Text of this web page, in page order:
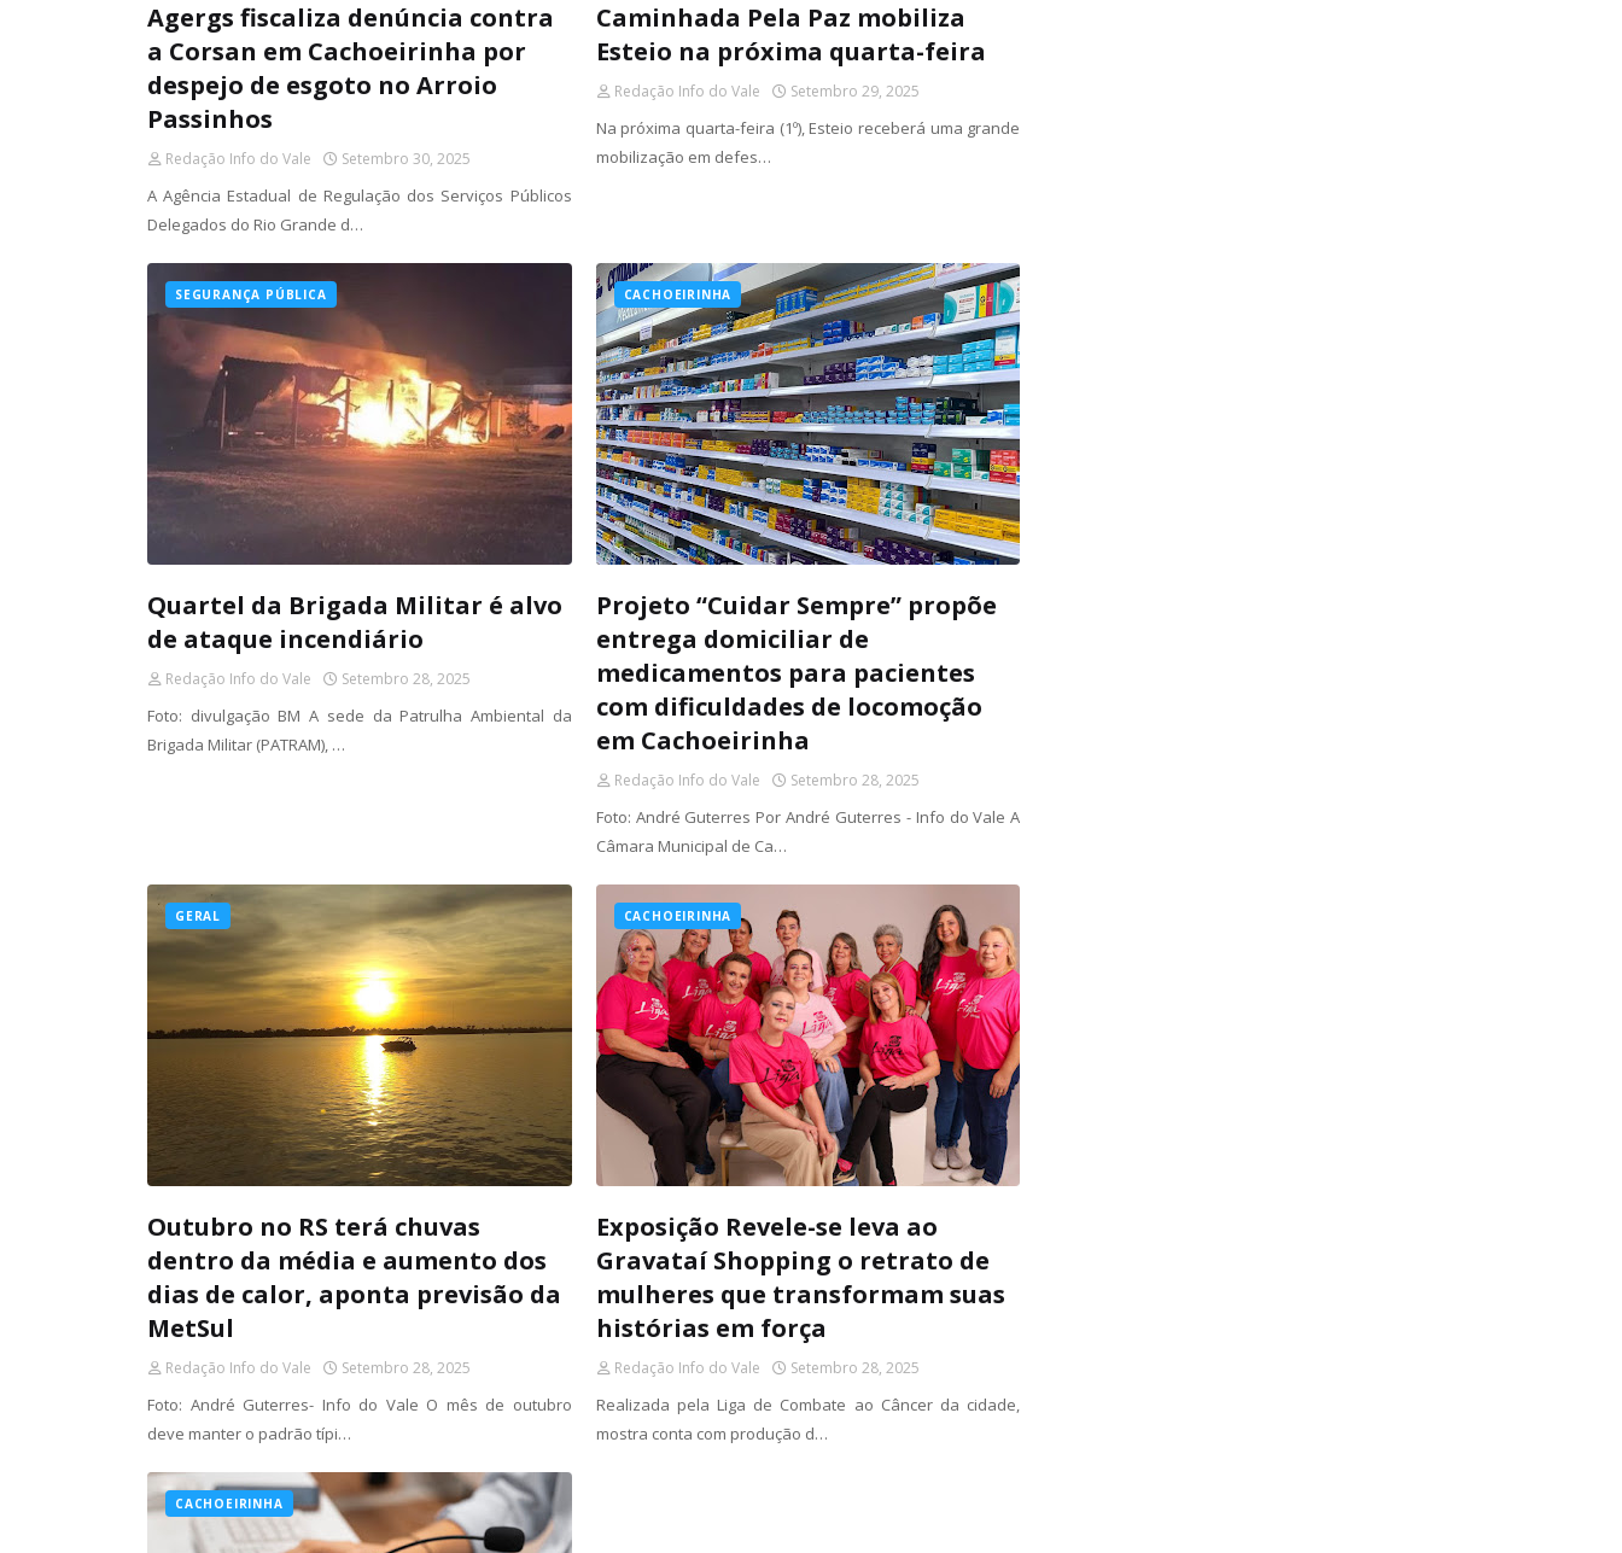
Agergs fiscaliza denúncia contra
a Corsan em Cachoeirinha por
despejo de esgoto no Arroio
Passinhos
Redação Info do Vale Setembro 30, 2025
A Agência Estadual de Regulação dos Serviços Públicos
Delegados do Rio Grande d…
Caminhada Pela Paz mobiliza
Esteio na próxima quarta-feira
Redação Info do Vale Setembro 29, 2025
Na próxima quarta-feira (1º), Esteio receberá uma grande
mobilização em defes…
SEGURANÇA PÚBLICA
Quartel da Brigada Militar é alvo
de ataque incendiário
Redação Info do Vale Setembro 28, 2025
Foto: divulgação BM A sede da Patrulha Ambiental da
Brigada Militar (PATRAM), …
CACHOEIRINHA
Projeto “Cuidar Sempre” propõe
entrega domiciliar de
medicamentos para pacientes
com dificuldades de locomoção
em Cachoeirinha
Redação Info do Vale Setembro 28, 2025
Foto: André Guterres Por André Guterres - Info do Vale A
Câmara Municipal de Ca…
GERAL
Outubro no RS terá chuvas
dentro da média e aumento dos
dias de calor, aponta previsão da
MetSul
Redação Info do Vale Setembro 28, 2025
Foto: André Guterres- Info do Vale O mês de outubro
deve manter o padrão típi…
CACHOEIRINHA
Exposição Revele-se leva ao
Gravataí Shopping o retrato de
mulheres que transformam suas
histórias em força
Redação Info do Vale Setembro 28, 2025
Realizada pela Liga de Combate ao Câncer da cidade,
mostra conta com produção d…
CACHOEIRINHA